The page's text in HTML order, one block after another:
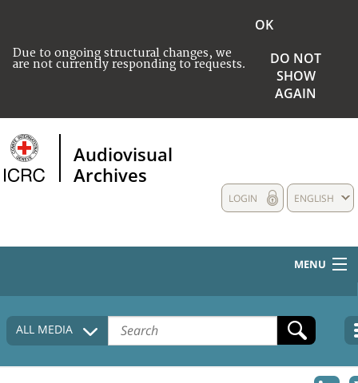
Due to ongoing structural changes, we
are not currently responding to requests.
OK
DO NOT
SHOW
AGAIN
Audiovisual
Archives
ENGLISH
LOGIN
MENU
HOME
COLLECTIONS DESCRIPTION
ALL MEDIA